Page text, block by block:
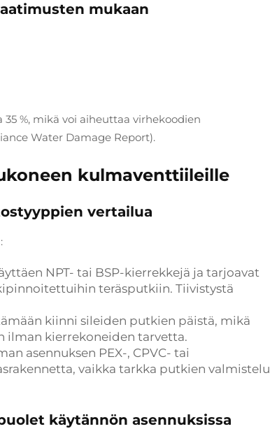
mukaan
%, mikä voi aiheuttaa virhekoodien
Water Damage Report).
kulmaventtiileille
vertailua
NPT- tai BSP-kierrekkejä ja tarjoavat
teräsputkiin. Tiivistystä
kiinni sileiden putkien päistä, mikä
ilman kierrekoneiden tarvetta.
asennuksen PEX-, CPVC- tai
vaikka tarkka putkien valmistelu
käytännön asennuksissa